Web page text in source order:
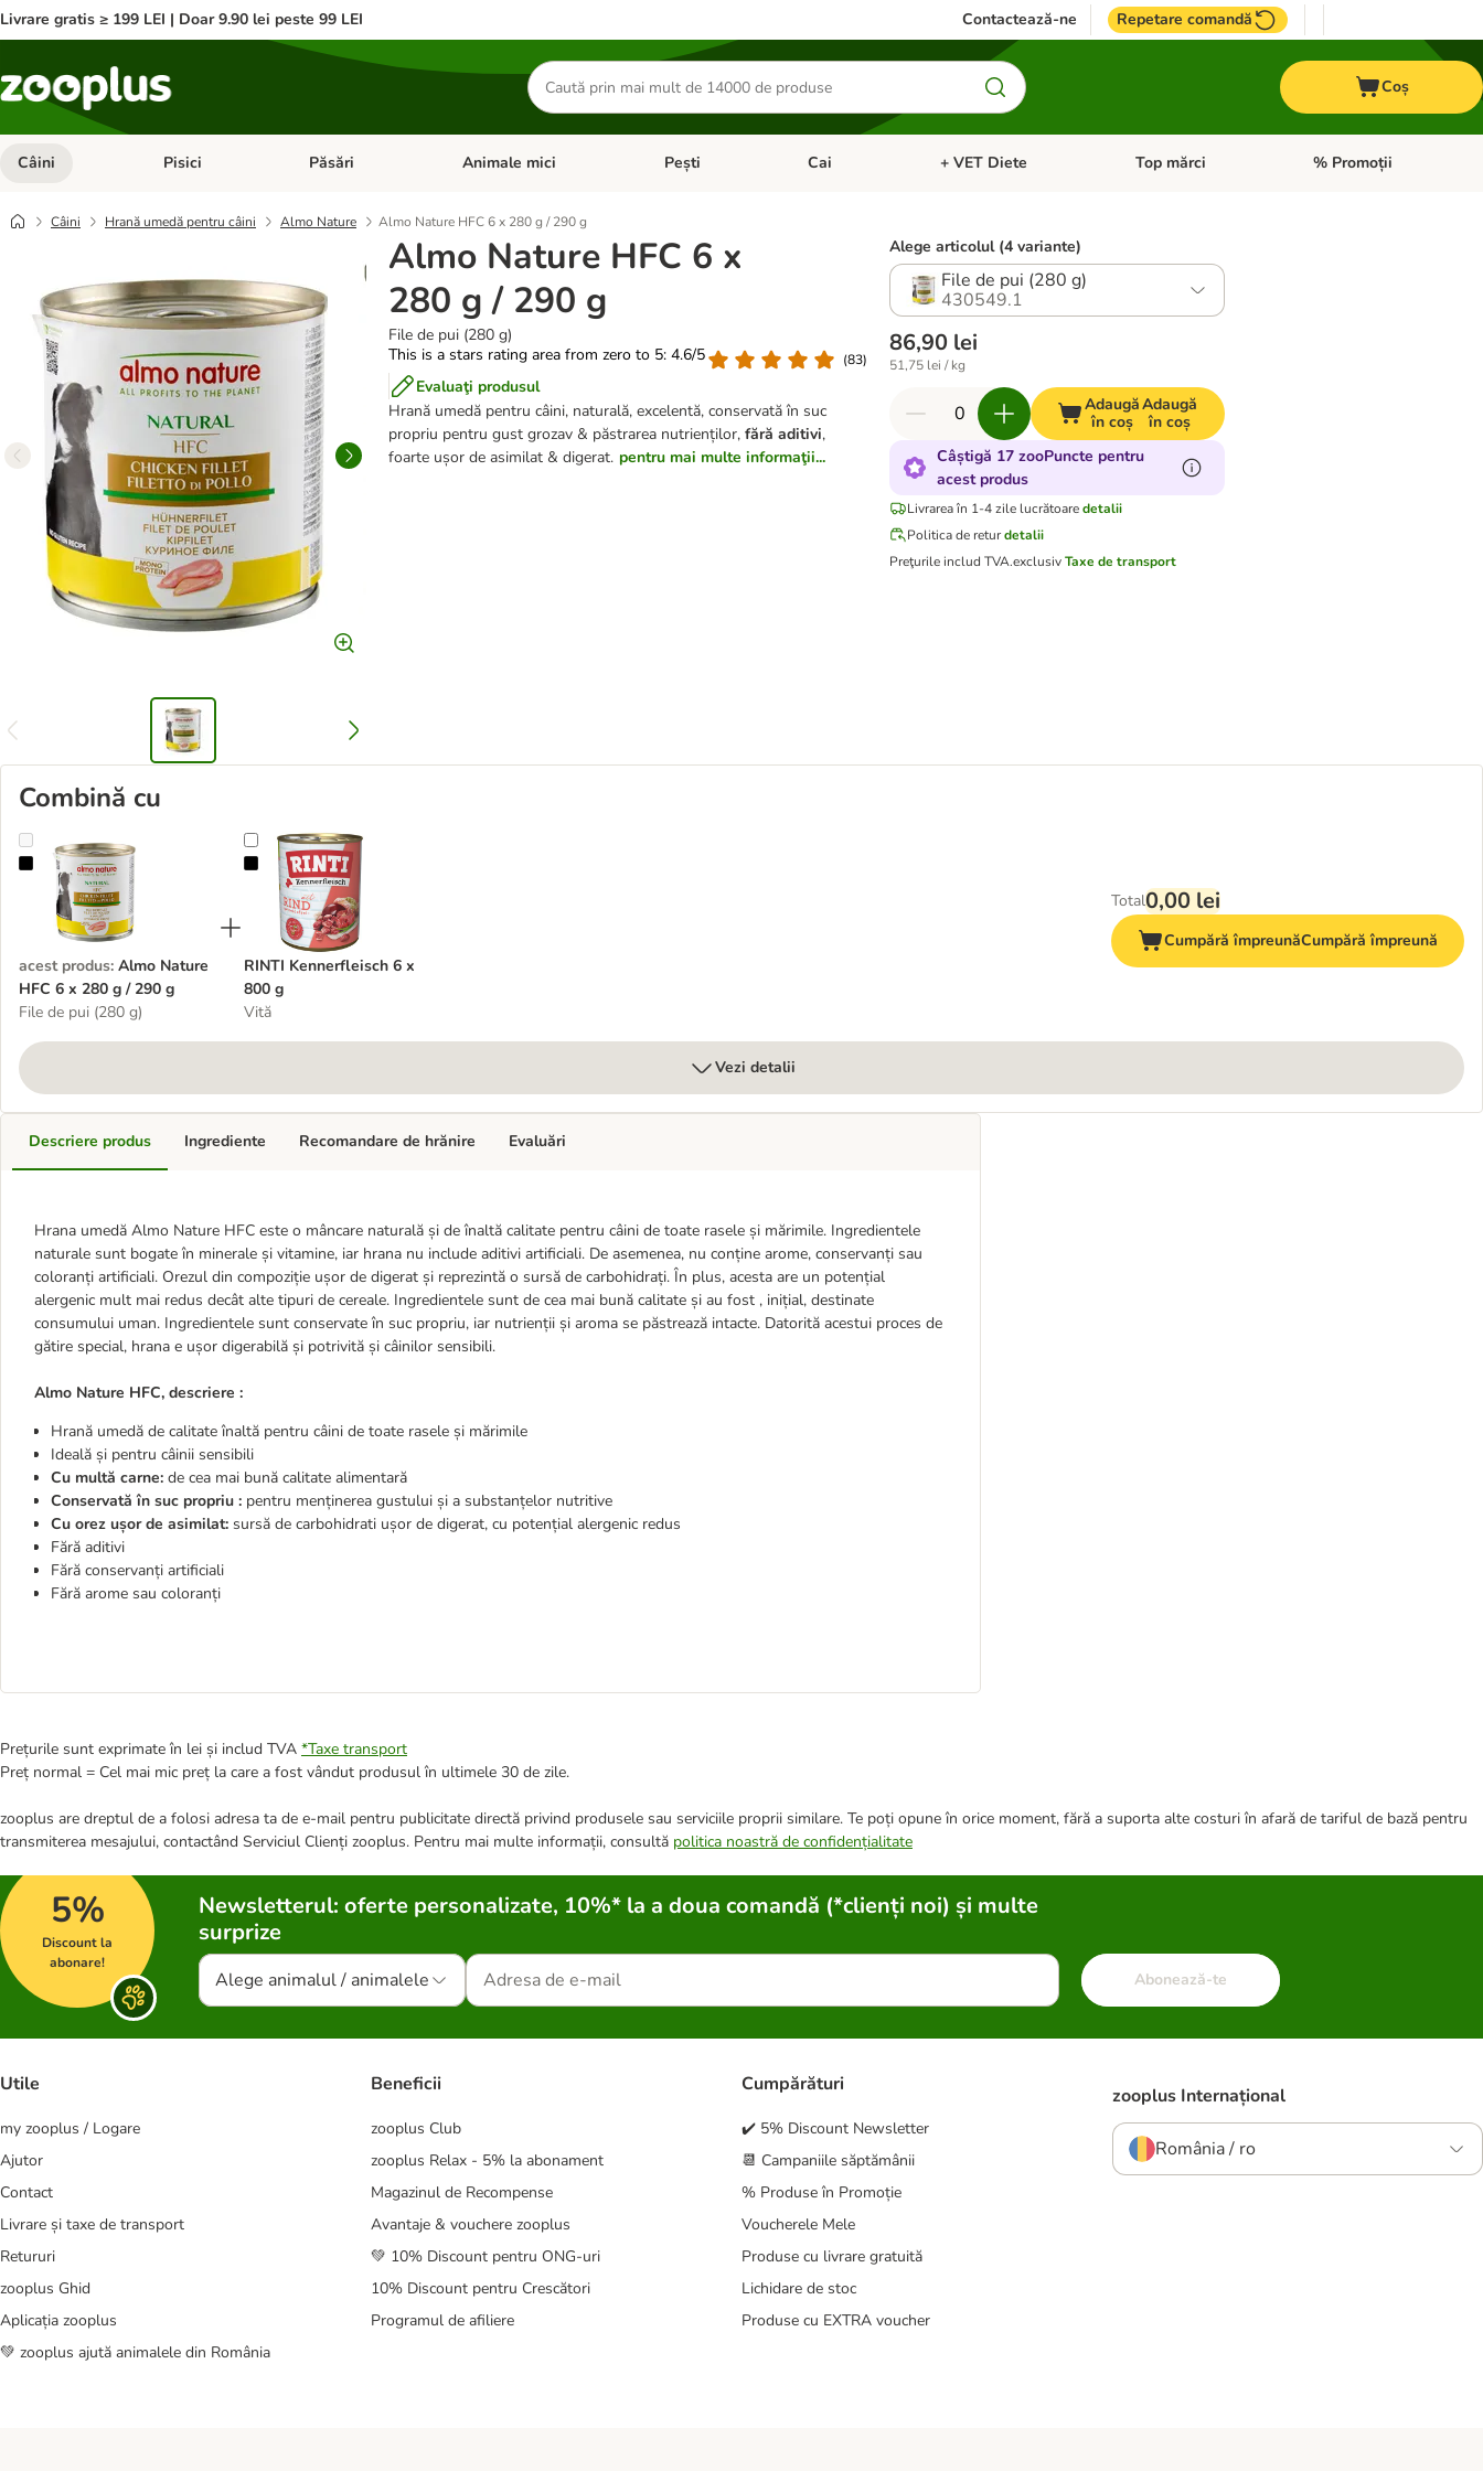
Livrare gratis ≥ 199 LEI | Doar 9.90 lei peste 99 LEI Contactează-ne Repetare comandă
Căutare
produse
Coș
Câini Deschideți meniul cu categorii: Câini
Pisici Deschideți meniul cu categorii: Pisici
Păsări Deschideți meniul cu categorii: Păsări
Animale mici Deschideți meniul cu categorii: Animale mici
Pești Deschideți meniul cu categorii: Pești
Cai Deschideți meniul cu categorii: Cai
+ VET Diete Deschideți meniul cu categorii: + VET Diete
Top mărci Deschideți meniul cu
% Promoții
Câini Hrană umedă pentru câini Almo Nature Almo Nature HFC 6 x 280 g / 290 g
Almo Nature HFC 6 x
280 g / 290 g
File de pui (280 g)
This is a stars rating area from zero to 5: 4.6/5
(83)
Evaluaţi produsul
Hrană umedă pentru câini, naturală, excelentă, conservată în suc
propriu pentru gust grozav & păstrarea nutrienților, fără aditivi,
foarte ușor de asimilat & digerat. pentru mai multe informaţii...
Alege articolul (4 variante)
File de pui (280 g)
430549.1
86,90 lei
51,75 lei / kg
Adaugă
în coș
Adaugă
în coș
Câștigă 17 zooPuncte pentru
acest produs
Livrarea în 1-4 zile lucrătoare detalii
Politica de retur detalii
Preţurile includ TVA.exclusivTaxe de transport
Combină cu
Almo Nature HFC 6 x 280 g / 290 g
acest produs: Almo Nature
HFC 6 x 280 g / 290 g
File de pui (280 g)
RINTI Kennerfleisch 6 x 800 g
RINTI Kennerfleisch 6 x
800 g
Vită
Total0,00 lei
Cumpără împreunăCumpără împreună
Vezi detalii
Descriere produs
Hrana umedă Almo Nature HFC este o mâncare naturală și de înaltă calitate pentru câini de toate rasele și mărimile. Ingredientele
naturale sunt bogate în minerale și vitamine, iar hrana nu include aditivi artificiali. De asemenea, nu conține arome, conservanți sau
coloranți artificiali. Orezul din compoziție ușor de digerat și reprezintă o sursă de carbohidrați. În plus, acesta are un potențial
alergenic mult mai redus decât alte tipuri de cereale. Ingredientele sunt de cea mai bună calitate și au fost , inițial, destinate
consumului uman. Ingredientele sunt conservate în suc propriu, iar nutrienții și aroma se păstrează intacte. Datorită acestui proces de
gătire special, hrana e ușor digerabilă și potrivită și câinilor sensibili.
Almo Nature HFC, descriere :
Hrană umedă de calitate înaltă pentru câini de toate rasele și mărimile
Ideală și pentru câinii sensibili
Cu multă carne: de cea mai bună calitate alimentară
Conservată în suc propriu : pentru menținerea gustului și a substanțelor nutritive
Cu orez ușor de asimilat: sursă de carbohidrati ușor de digerat, cu potențial alergenic redus
Fără aditivi
Fără conservanți artificiali
Fără arome sau coloranți
Ingrediente Recomandare de hrănire Evaluări
Prețurile sunt exprimate în lei și includ TVA *Taxe transport
Preț normal = Cel mai mic preț la care a fost vândut produsul în ultimele 30 de zile.
zooplus are dreptul de a folosi adresa ta de e-mail pentru publicitate directă privind produsele sau serviciile proprii similare. Te poți opune în orice moment, fără a suporta alte costuri în afară de tariful de bază pentru
transmiterea mesajului, contactând Serviciul Clienți zooplus. Pentru mai multe informații, consultă politica noastră de confidențialitate
5%
Discount la
abonare!
Newsletterul: oferte personalizate, 10%* la a doua comandă (*clienți noi) și multe
surprize
Alege animalul / animalele Abonează-te
Utile
my zooplus / Logare
Ajutor
Contact
Livrare și taxe de transport
Retururi
zooplus Ghid
Aplicația zooplus
💚 zooplus ajută animalele din România
Beneficii
zooplus Club
zooplus Relax - 5% la abonament
Magazinul de Recompense
Avantaje & vouchere zooplus
💚 10% Discount pentru ONG-uri
10% Discount pentru Crescători
Programul de afiliere
Cumpărături
✔️ 5% Discount Newsletter
📆 Campaniile săptămânii
% Produse în Promoție
Voucherele Mele
Produse cu livrare gratuită
Lichidare de stoc
Produse cu EXTRA voucher
zooplus Internațional
România / ro